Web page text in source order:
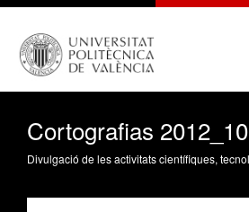
Cortografias 2012_10